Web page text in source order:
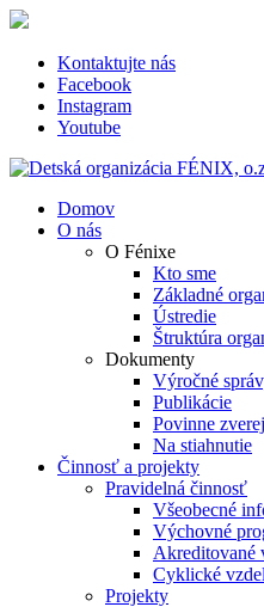
Skip
contentKontaktujte nás
Facebook
Instagram
Youtube
Domov
O nás
O Fénixe
Kto sme
Základné
Ústredie
Štruktúra
Dokumenty
Výročné
Publikácie
Povinne
Na stiahnutie
Činnosť a projekty
Pravidelná činnosť
Všeobecné
Výchovné
Akreditované
Cyklické
Projekty